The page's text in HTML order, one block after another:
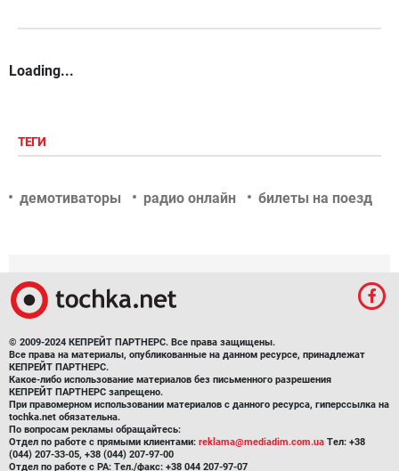
Loading...
ТЕГИ
демотиваторы радио онлайн билеты на поезд
© 2009-2024 КЕПРЕЙТ ПАРТНЕРС. Все права защищены.
Все права на материалы, опубликованные на данном ресурсе, принадлежат
КЕПРЕЙТ ПАРТНЕРС.
Какое-либо использование материалов без письменного разрешения
КЕПРЕЙТ ПАРТНЕРС запрещено.
При правомерном использовании материалов с данного ресурса, гиперссылка на
tochka.net обязательна.
По вопросам рекламы обращайтесь:
Отдел по работе с прямыми клиентами: reklama@mediadim.com.ua Тел: +38
(044) 207-33-05, +38 (044) 207-97-00
Отдел по работе с РА: Тел./факс: +38 044 207-97-07